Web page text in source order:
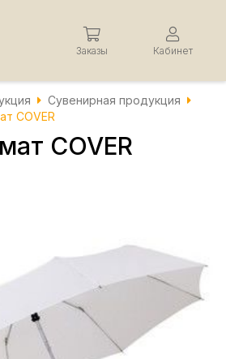
Заказы Кабинет
Сувенирная продукция
COVER
COVER